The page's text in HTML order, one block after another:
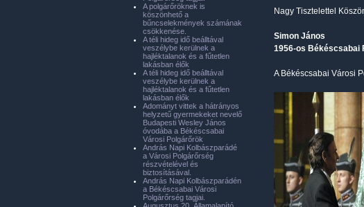
Nagy Tisztelettel
Simon János
1956-os Békéscsabai
A Békéscsabai Városi
A polgárőröknek is
köszönhető a
bűncselekmények számának
csökkenése.
A téli hideg idő beálltával
veszélybe kerülnek a
hajléktalanok és a fűtetlen
lakásban élők
A téli hideg idő beálltával
veszélybe kerülnek a
hajléktalanok és a fűtetlen
lakásban élők
Adományt vittek a hátrányos
helyzetű gyermekeket nevelő
Budapesti Wesley János
óvodába a Békéscsabai
Városi Polgárőrök
András Napi Kolbászparádé
a Városi Polgárőrség
részvételével és
biztosításával.
András Napi Kolbászparádén
a Békéscsabai Városi
Polgárőrség tagjai.